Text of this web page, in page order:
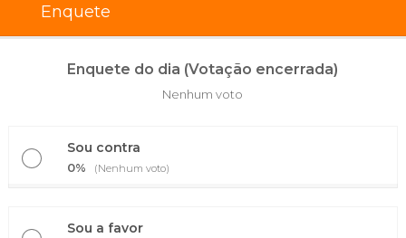
Enquete
Enquete do dia (Votação encerrada)
Nenhum voto
Sou contra
0% (Nenhum voto)
Sou a favor